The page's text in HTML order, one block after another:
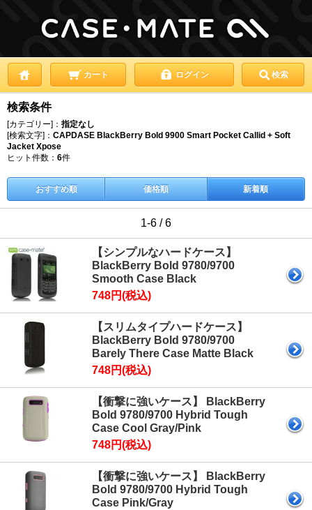
カート ログイン 検索
検索条件
[カテゴリー]： 指定なし
[検索文字]： CAPDASE BlackBerry Bold 9900 Smart Pocket Callid + Soft
Jacket Xpose
ヒット件数： 6件
おすすめ順 価格順 新着順
1-6 / 6
【シンプルなハードケース】
BlackBerry Bold 9780/9700
Smooth Case Black
748円(税込)
【スリムタイプハードケース】
BlackBerry Bold 9780/9700
Barely There Case Matte Black
748円(税込)
【衝撃に強いケース】 BlackBerry
Bold 9780/9700 Hybrid Tough
Case Cool Gray/Pink
748円(税込)
【衝撃に強いケース】 BlackBerry
Bold 9780/9700 Hybrid Tough
Case Pink/Gray